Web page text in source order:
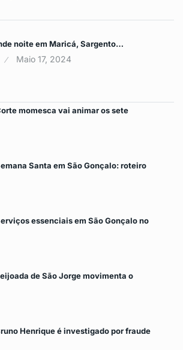
noite em Maricá, Sargento…
Maio 17, 2024
momesca vai animar os sete
Santa em São Gonçalo: roteiro
essenciais em São Gonçalo no
de São Jorge movimenta o
Henrique é investigado por fraude